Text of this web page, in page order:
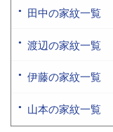
田中の家紋一覧
渡辺の家紋一覧
伊藤の家紋一覧
山本の家紋一覧